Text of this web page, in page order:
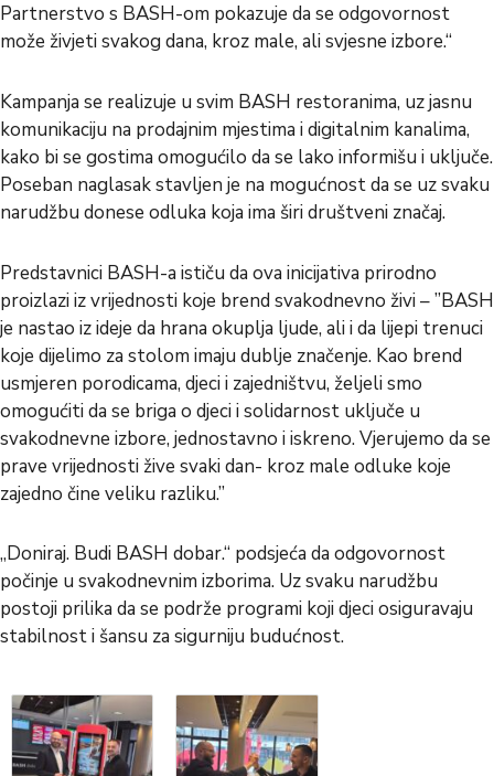
Partnerstvo s BASH-om pokazuje da se odgovornost
može živjeti svakog dana, kroz male, ali svjesne izbore.“
Kampanja se realizuje u svim BASH restoranima, uz jasnu
komunikaciju na prodajnim mjestima i digitalnim kanalima,
kako bi se gostima omogućilo da se lako informišu i uključe.
Poseban naglasak stavljen je na mogućnost da se uz svaku
narudžbu donese odluka koja ima širi društveni značaj.
Predstavnici BASH-a ističu da ova inicijativa prirodno
proizlazi iz vrijednosti koje brend svakodnevno živi – ”BASH
je nastao iz ideje da hrana okuplja ljude, ali i da lijepi trenuci
koje dijelimo za stolom imaju dublje značenje. Kao brend
usmjeren porodicama, djeci i zajedništvu, željeli smo
omogućiti da se briga o djeci i solidarnost uključe u
svakodnevne izbore, jednostavno i iskreno. Vjerujemo da se
prave vrijednosti žive svaki dan- kroz male odluke koje
zajedno čine veliku razliku.”
„Doniraj. Budi BASH dobar.“ podsjeća da odgovornost
počinje u svakodnevnim izborima. Uz svaku narudžbu
postoji prilika da se podrže programi koji djeci osiguravaju
stabilnost i šansu za sigurniju budućnost.